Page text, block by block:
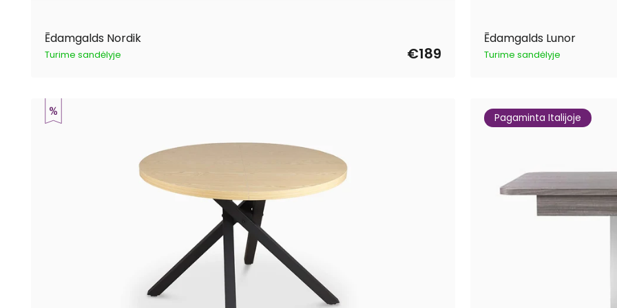
Ēdamgalds Nordik
Turime sandėlyje €189
Ēdamgalds Lunor
Turime sandėlyje
Pagaminta Italijoje